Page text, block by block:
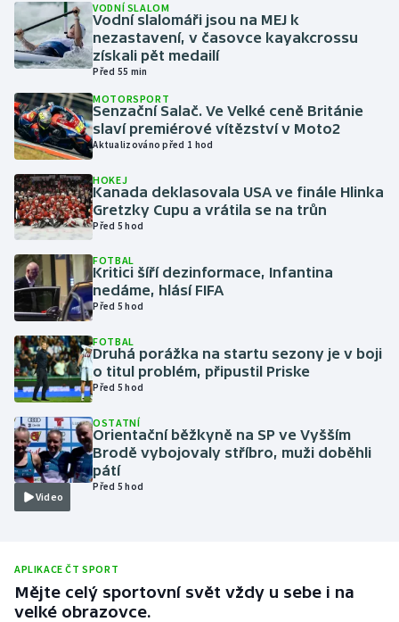
Gymnastika
Házená
Jezdectví
Judo
Krasobruslení
Lezení
Lyže a snowboard
Moderní pětiboj
Motorsport
Parasport
Plavání
VODNÍ SLALOM
Vodní slalomáři jsou na MEJ k
nezastavení, v časovce kayakcrossu
získali pět medailí
Před 55 min
MOTORSPORT
Senzační Salač. Ve Velké ceně Británie
slaví premiérové vítězství v Moto2
Aktualizováno před 1 hod
HOKEJ
Kanada deklasovala USA ve finále Hlinka
Gretzky Cupu a vrátila se na trůn
Před 5 hod
FOTBAL
Kritici šíří dezinformace, Infantina
nedáme, hlásí FIFA
Před 5 hod
FOTBAL
Druhá porážka na startu sezony je v boji
o titul problém, připustil Priske
Před 5 hod
Video
OSTATNÍ
Orientační běžkyně na SP ve Vyšším
Brodě vybojovaly stříbro, muži doběhli
pátí
Před 5 hod
APLIKACE ČT SPORT
Mějte celý sportovní svět vždy u sebe i na
velké obrazovce.